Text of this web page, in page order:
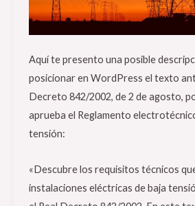
Aquí te presento una posible
posicionar en WordPress el texto
Decreto 842/2002, de 2 de agosto,
aprueba el Reglamento
tensión:
«Descubre los requisitos técnicos
instalaciones eléctricas de baja